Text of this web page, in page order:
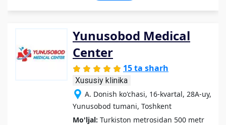
Yunusobod Medical
Center
15 ta sharh
Xususiy klinika
A. Donish ko'chasi, 16-kvartal, 28A-uy,
Yunusobod tumani, Toshkent
Mo'ljal: Turkiston metrosidan 500 metr